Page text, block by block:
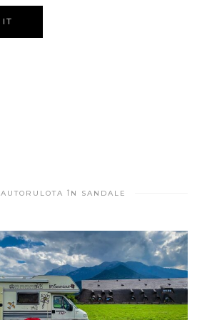
AUTORULOTA ÎN SANDALE